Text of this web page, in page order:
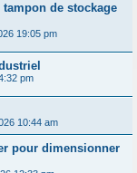
de stockage
19:05 pm
pm
10:44 am
pour dimensionner